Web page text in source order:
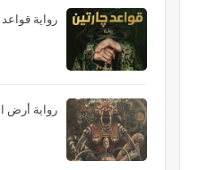
رواية
رواية أرض